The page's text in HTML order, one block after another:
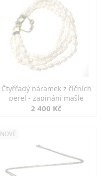
Čtyřřadý náramek z říčních
perel - zapínání mašle
2 400 Kč
NOVÉ